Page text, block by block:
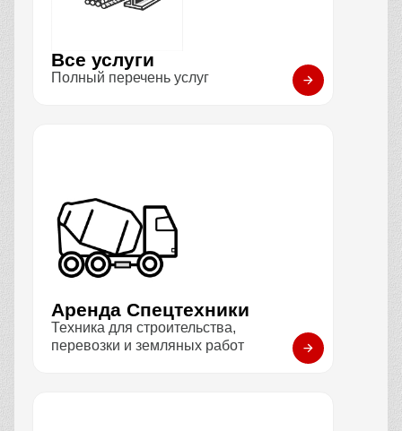
Все услуги
Полный перечень услуг
Аренда Спецтехники
Техника для строительства,
перевозки и земляных работ